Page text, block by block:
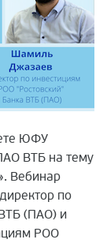
ЮФУ
ВТБ на тему
Вебинар
по
(ПАО) и
РОО